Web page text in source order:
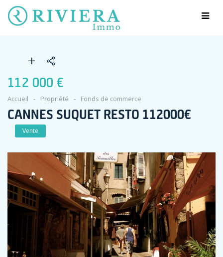
112 000 €
Accueil Propriété Fonds de commerce
CANNES SUQUET RESTO 112000€
Vente